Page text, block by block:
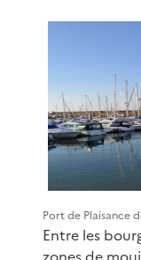
Port de Plaisance
Entre les